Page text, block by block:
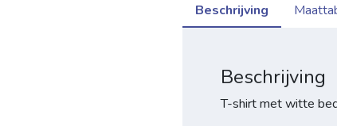
Beschrijving
Beschrijving
T-shirt met witte